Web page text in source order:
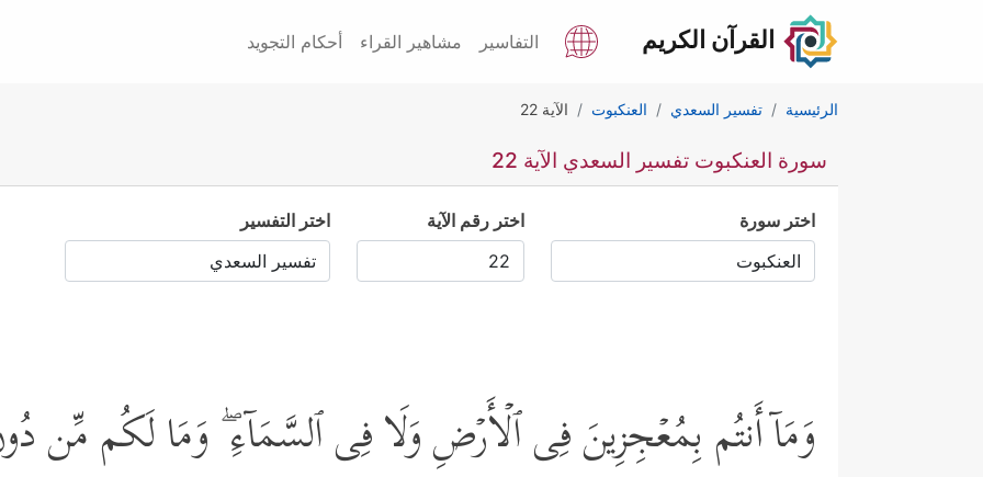
القرآن الكريم التفاسير مشاهير القراء أحكام التجويد
الرئيسية تفسير السعدي العنكبوت الآية 22
سورة العنكبوت تفسير السعدي الآية 22
اختر سورة اختر رقم الآية اختر التفسير
وَمَاۤ أَنتُم بِمُعۡجِزِینَ فِی ٱلۡأَرۡضِ وَلَا فِی ٱلسَّمَآءِ ۖ وَمَا لَكُم مِّن